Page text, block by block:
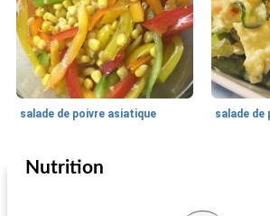
salade de poivre asiatique
Salade
Nutrition